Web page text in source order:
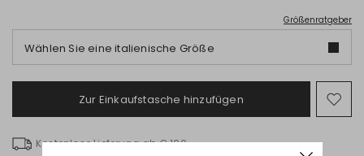
Größenratgeber
Wählen Sie eine italienische Größe
Zur Einkaufstasche hinzufügen Auf
die
Kostenlose Lieferung ab € 100